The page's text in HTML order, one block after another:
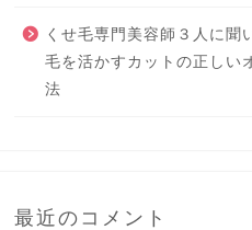
くせ毛専門美容師３人に聞
毛を活かすカットの正しい
法
最近のコメント